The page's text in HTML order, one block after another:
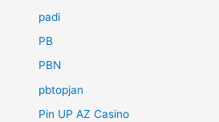
padi
PB
PBN
pbtopjan
Pin UP AZ Casino